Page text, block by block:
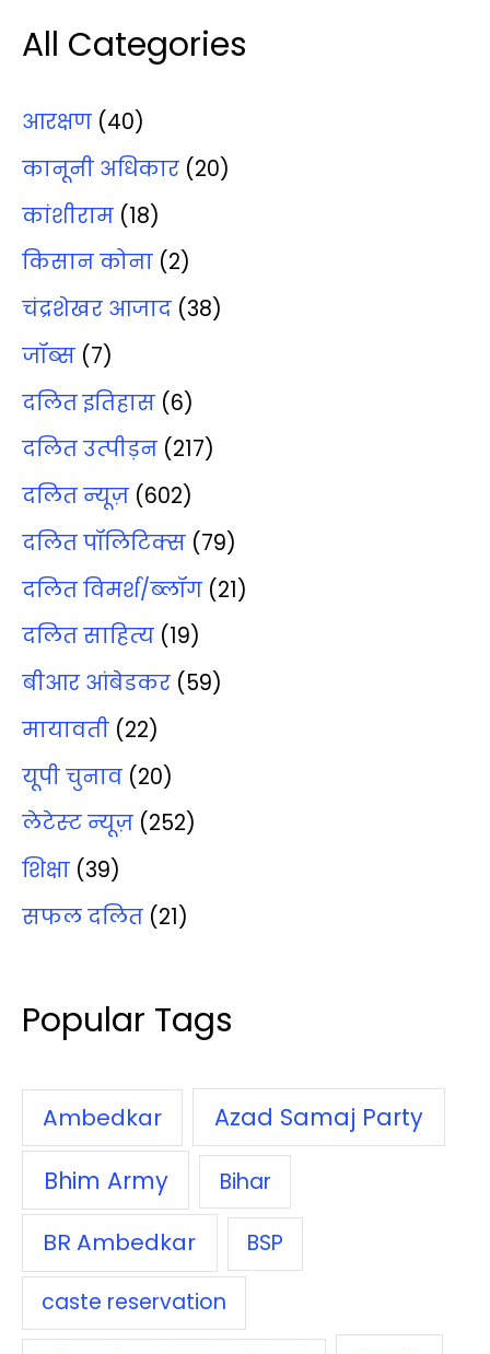
All Categories
आरक्षण (40)
कानूनी अधिकार (20)
कांशीराम (18)
किसान कोना (2)
चंद्रशेखर आजाद (38)
जॉब्‍स (7)
दलित इतिहास (6)
दलित उत्‍पीड़न (217)
दलित न्‍यूज़ (602)
दलित पॉलिटिक्‍स (79)
दलित विमर्श/ब्‍लॉग (21)
दलित साहित्‍य (19)
बीआर आंबेडकर (59)
मायावती (22)
यूपी चुनाव (20)
लेटेस्‍ट न्‍यूज़ (252)
शिक्षा (39)
सफल दलित (21)
Popular Tags
Ambedkar
Azad Samaj Party
Bhim Army
Bihar
BR Ambedkar
BSP
caste reservation